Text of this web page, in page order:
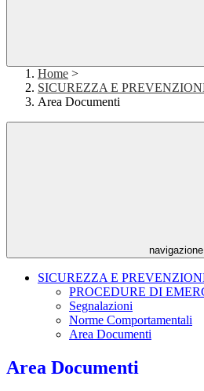
Home >
SICUREZZA E
Area Documenti
navigazione
SICUREZZA E
PROCEDURE DI
Segnalazioni
Norme Comportamentali
Area Documenti
Area Documenti